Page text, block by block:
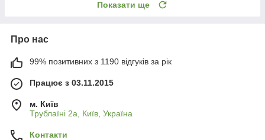
Показати ще
Про нас
99% позитивних з 1190 відгуків за рік
Працює з 03.11.2015
м. Київ
Трублаїні 2а, Київ, Україна
Контакти